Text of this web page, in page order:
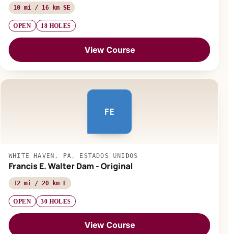
10 mi / 16 km SE
OPEN 18 HOLES
View Course
FE
WHITE HAVEN, PA, ESTADOS UNIDOS
Francis E. Walter Dam - Original
12 mi / 20 km E
OPEN 30 HOLES
View Course